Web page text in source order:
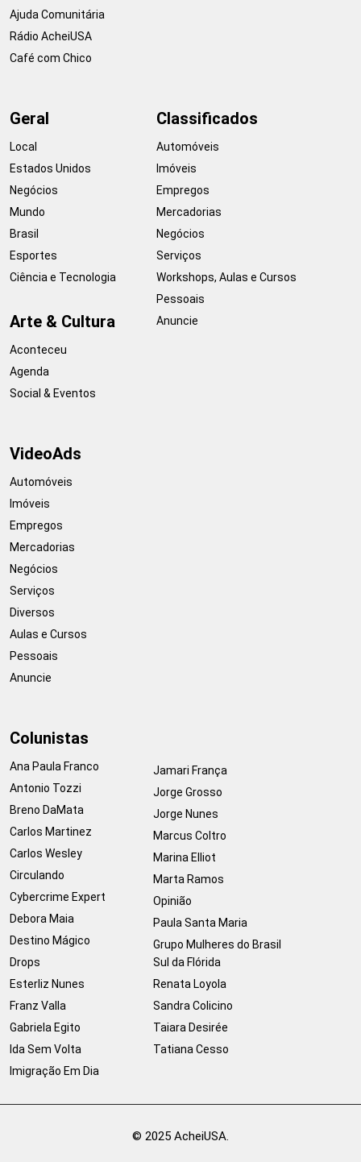
Ajuda Comunitária
Rádio AcheiUSA
Café com Chico
Geral
Local
Estados Unidos
Negócios
Mundo
Brasil
Esportes
Ciência e Tecnologia
Arte & Cultura
Aconteceu
Agenda
Social & Eventos
Classificados
Automóveis
Imóveis
Empregos
Mercadorias
Negócios
Serviços
Workshops, Aulas e Cursos
Pessoais
Anuncie
VideoAds
Automóveis
Imóveis
Empregos
Mercadorias
Negócios
Serviços
Diversos
Aulas e Cursos
Pessoais
Anuncie
Colunistas
Ana Paula Franco
Antonio Tozzi
Breno DaMata
Carlos Martinez
Carlos Wesley
Circulando
Cybercrime Expert
Debora Maia
Destino Mágico
Drops
Esterliz Nunes
Franz Valla
Gabriela Egito
Ida Sem Volta
Imigração Em Dia
Jamari França
Jorge Grosso
Jorge Nunes
Marcus Coltro
Marina Elliot
Marta Ramos
Opinião
Paula Santa Maria
Grupo Mulheres do Brasil
Sul da Flórida
Renata Loyola
Sandra Colicino
Taiara Desirée
Tatiana Cesso
© 2025 AcheiUSA.